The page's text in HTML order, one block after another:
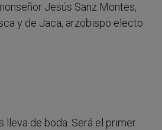
Jesús Sanz Montes,
y de Jaca, arzobispo electo
lleva de boda. Será el primer